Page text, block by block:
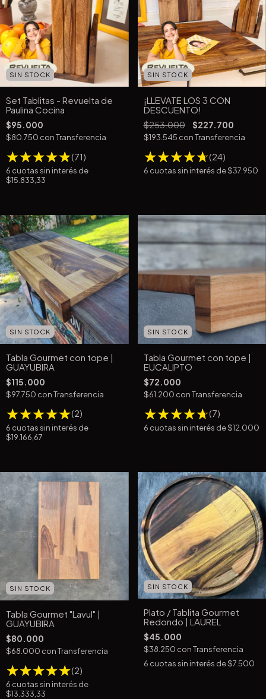
SIN STOCK
Set Tablitas - Revuelta de
Paulina Cocina
$95.000
$80.750 conTransferencia
(71)
6 cuotas sin interés de
$15.833,33
SIN STOCK
¡LLEVATE LOS 3 CON
DESCUENTO!
$253.000 $227.700
$193.545 conTransferencia
(24)
6 cuotas sin interés de$37.950
SIN STOCK
Tabla Gourmet con tope |
GUAYUBIRA
$115.000
$97.750 conTransferencia
(2)
6 cuotas sin interés de
$19.166,67
SIN STOCK
Tabla Gourmet con tope |
EUCALIPTO
$72.000
$61.200 conTransferencia
(7)
6 cuotas sin interés de$12.000
SIN STOCK
Tabla Gourmet "Lavul" |
GUAYUBIRA
$80.000
$68.000 conTransferencia
(2)
6 cuotas sin interés de
$13.333,33
SIN STOCK
Plato / Tablita Gourmet
Redondo | LAUREL
$45.000
$38.250 conTransferencia
6 cuotas sin interés de$7.500